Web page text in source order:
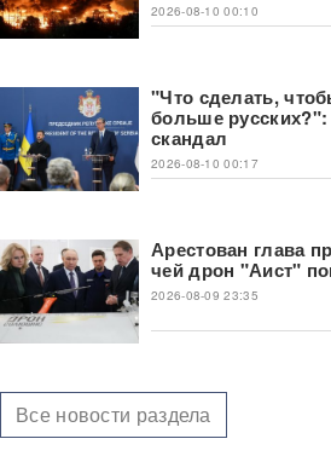
2026-08-10 00:10
"Что сделать,
больше
скандал
2026-08-10 00:17
Арестован глава
чей дрон "Аист"
2026-08-09 23:35
Все новости раздела